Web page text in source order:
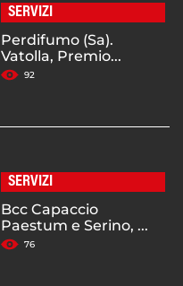
SERVIZI
Perdifumo (Sa).
Vatolla, Premio...
92
SERVIZI
Bcc Capaccio
Paestum e Serino, ...
76